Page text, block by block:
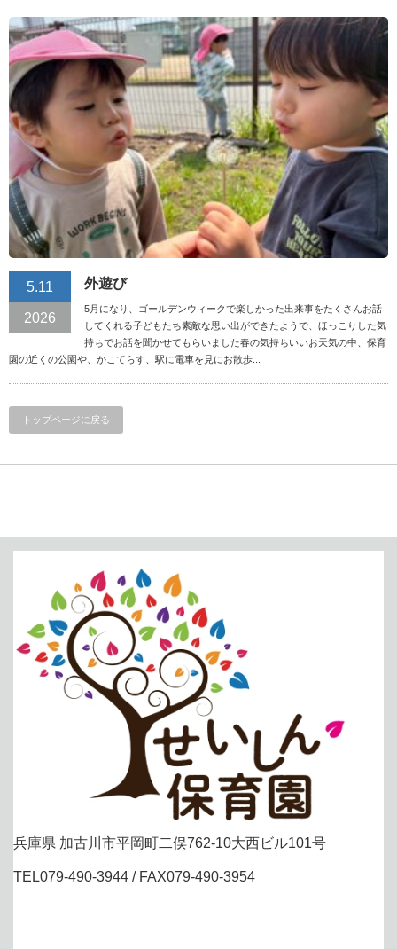
5.11
2026
外遊び
5月になり、ゴールデンウィークで楽しかった出来事をたくさんお話
してくれる子どもたち素敵な思い出ができたようで、ほっこりした気
持ちでお話を聞かせてもらいました春の気持ちいいお天気の中、保育
園の近くの公園や、かこてらす、駅に電車を見にお散歩...
トップページに戻る
兵庫県 加古川市平岡町二俣762-10大西ビル101号
TEL079-490-3944 / FAX079-490-3954